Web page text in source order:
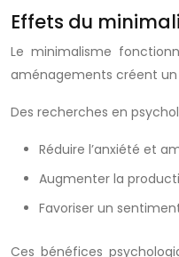
Effets du
Le minimalisme
aménagements créent
Des recherches en
Réduire l’anxiété et
Augmenter la
Favoriser un
Ces bénéfices